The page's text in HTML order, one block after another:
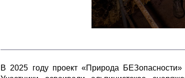
В 2025 году проект«Природа БЕЗопасности»